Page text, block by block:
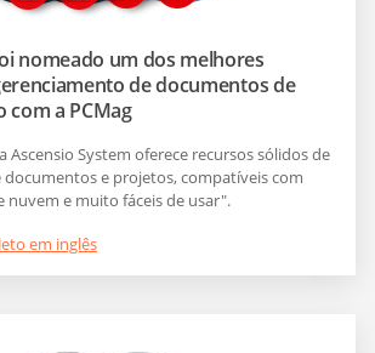
nomeado um dos melhores
de documentos de
com a PCMag
Ascensio System oferece recursos sólidos de
e projetos, compatíveis com
nuvem e muito fáceis de usar".
em inglês